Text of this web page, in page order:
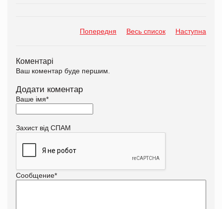
Попередня Весь список Наступна
Коментарі
Ваш коментар буде першим.
Додати коментар
Ваше імя*
Захист від СПАМ
Сообщение*